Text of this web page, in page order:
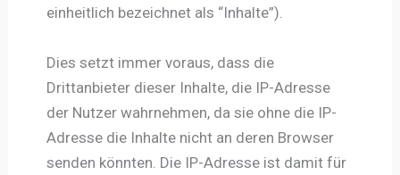
einheitlich bezeichnet als “Inhalte”).
Dies setzt immer voraus, dass die
Drittanbieter dieser Inhalte, die IP-Adresse
der Nutzer wahrnehmen, da sie ohne die IP-
Adresse die Inhalte nicht an deren Browser
senden könnten. Die IP-Adresse ist damit für